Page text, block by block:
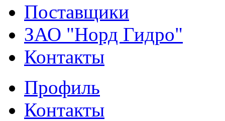
Поставщики
ЗАО "Норд Гидро"
Контакты
Профиль
Контакты